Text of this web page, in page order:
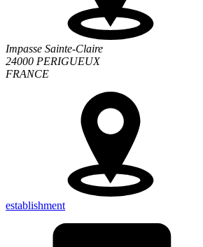
Impasse Sainte-Claire
24000 PERIGUEUX
FRANCE
establishment